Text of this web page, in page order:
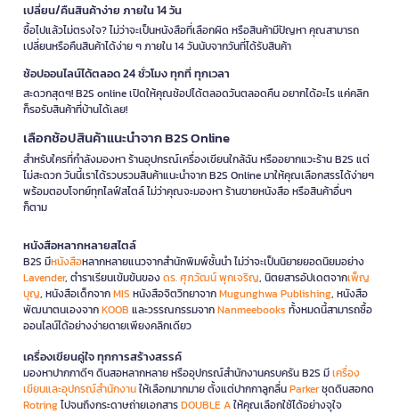
เปลี่ยน/คืนสินค้าง่าย ภายใน 14 วัน
ซื้อไปแล้วไม่ตรงใจ? ไม่ว่าจะเป็นหนังสือที่เลือกผิด หรือสินค้ามีปัญหา คุณสามารถ
เปลี่ยนหรือคืนสินค้าได้ง่าย ๆ ภายใน 14 วันนับจากวันที่ได้รับสินค้า
ช้อปออนไลน์ได้ตลอด 24 ชั่วโมง ทุกที่ ทุกเวลา
สะดวกสุดๆ! B2S online เปิดให้คุณช้อปได้ตลอดวันตลอดคืน อยากได้อะไร แค่คลิก
ก็รอรับสินค้าที่บ้านได้เลย!
เลือกช้อปสินค้าแนะนำจาก B2S Online
สำหรับใครที่กำลังมองหา ร้านอุปกรณ์เครื่องเขียนใกล้ฉัน หรืออยากแวะร้าน B2S แต่
ไม่สะดวก วันนี้เราได้รวบรวมสินค้าแนะนำจาก B2S Online มาให้คุณเลือกสรรได้ง่ายๆ
พร้อมตอบโจทย์ทุกไลฟ์สไตล์ ไม่ว่าคุณจะมองหา ร้านขายหนังสือ หรือสินค้าอื่นๆ
ก็ตาม
หนังสือหลากหลายสไตล์
B2S มีหนังสือหลากหลายแนวจากสำนักพิมพ์ชั้นนำ ไม่ว่าจะเป็นนิยายยอดนิยมอย่าง
Lavender, ตำราเรียนเข้มข้นของดร. ศุภวัฒน์ พุกเจริญ, นิตยสารอัปเดตจากเพ็ญ
บุญ, หนังสือเด็กจากMIS หนังสือจิตวิทยาจากMugunghwa Publishing, หนังสือ
พัฒนาตนเองจากKOOB และวรรณกรรมจากNanmeebooks ทั้งหมดนี้สามารถซื้อ
ออนไลน์ได้อย่างง่ายดายเพียงคลิกเดียว
เครื่องเขียนคู่ใจ ทุกการสร้างสรรค์
มองหาปากกาดีๆ ดินสอหลากหลาย หรืออุปกรณ์สำนักงานครบครัน B2S มีเครื่อง
เขียนและอุปกรณ์สำนักงานให้เลือกมากมาย ตั้งแต่ปากกาลูกลื่นParkerชุดดินสอกด
Rotringไปจนถึงกระดาษถ่ายเอกสารDOUBLE Aให้คุณเลือกใช้ได้อย่างจุใจ